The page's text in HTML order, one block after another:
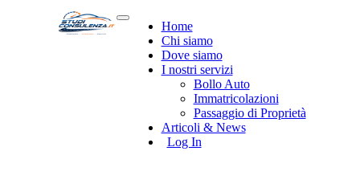
Home
Chi siamo
Dove siamo
I nostri servizi
Bollo Auto
Immatricolazioni
Passaggio di Proprietà
Articoli & News
Log In